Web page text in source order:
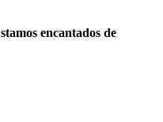
encantados de